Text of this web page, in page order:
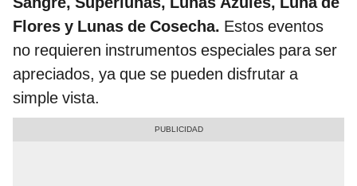
Flores y Lunas de Cosecha. Estos eventos
no requieren instrumentos especiales para ser
apreciados, ya que se pueden disfrutar a
simple vista.